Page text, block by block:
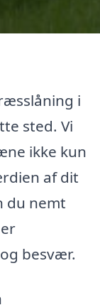
i
sted. Vi
ikke kun
af dit
du nemt
besvær.